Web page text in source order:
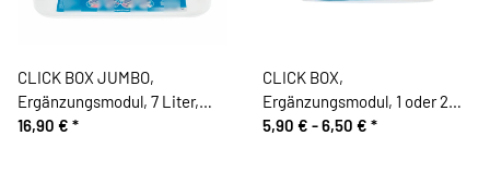
CLICK BOX JUMBO,
Ergänzungsmodul, 7 Liter,
Prym
16,90 € *
CLICK BOX,
Ergänzungsmodul, 1 oder 2
Liter, Prym
5,90 € -6,50 € *